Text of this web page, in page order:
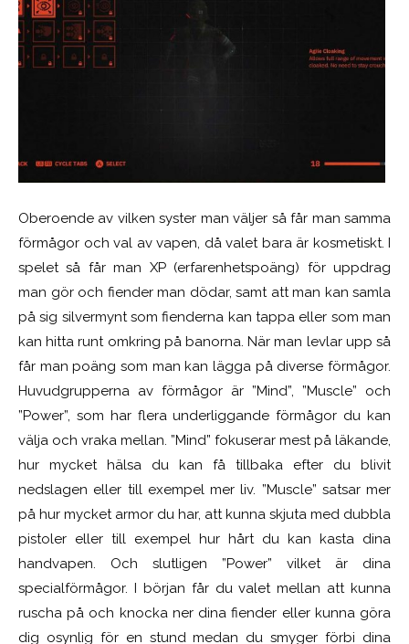
Oberoende av vilken syster man väljer så får man samma
förmågor och val av vapen, då valet bara är kosmetiskt. I
spelet så får man XP (erfarenhetspoäng) för uppdrag
man gör och fiender man dödar, samt att man kan samla
på sig silvermynt som fienderna kan tappa eller som man
kan hitta runt omkring på banorna. När man levlar upp så
får man poäng som man kan lägga på diverse förmågor.
Huvudgrupperna av förmågor är ”Mind”, ”Muscle” och
”Power”, som har flera underliggande förmågor du kan
välja och vraka mellan. ”Mind” fokuserar mest på läkande,
hur mycket hälsa du kan få tillbaka efter du blivit
nedslagen eller till exempel mer liv. ”Muscle” satsar mer
på hur mycket armor du har, att kunna skjuta med dubbla
pistoler eller till exempel hur hårt du kan kasta dina
handvapen. Och slutligen ”Power” vilket är dina
specialförmågor. I början får du valet mellan att kunna
ruscha på och knocka ner dina fiender eller kunna göra
dig osynlig för en stund medan du smyger förbi dina